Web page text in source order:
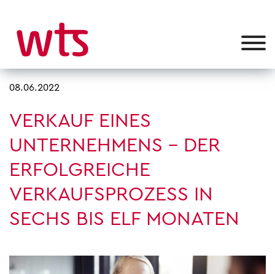
08.06.2022
VERKAUF EINES
UNTERNEHMENS – DER
ERFOLGREICHE
VERKAUFSPROZESS IN
SECHS BIS ELF MONATEN